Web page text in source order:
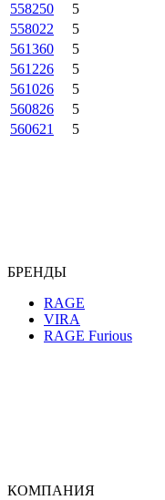
558250
5
558022
5
561360
5
561226
5
561026
5
560826
5
560621
5
БРЕНДЫ
RAGE
VIRA
RAGE Furious
КОМПАНИЯ